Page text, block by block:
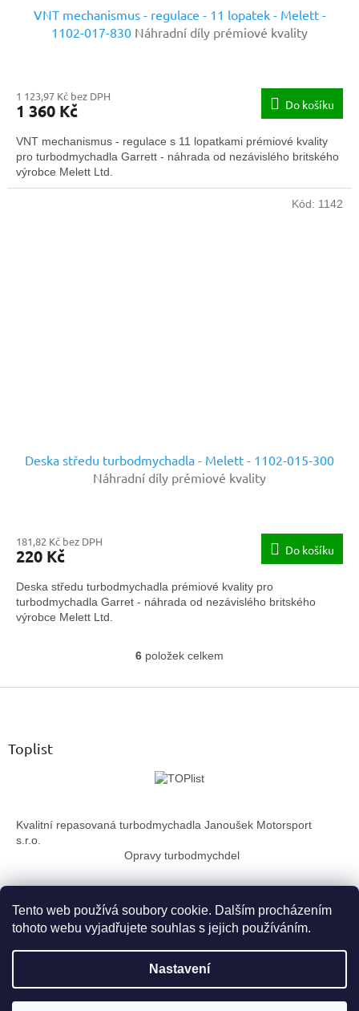
Tento web používá soubory cookie. Dalším procházením
tohoto webu vyjadřujete souhlas s jejich používáním.
Nastavení
VNT mechanismus - regulace - 11 lopatek - Melett -
1102-017-830 Náhradní díly prémiové kvality
1 123,97 Kč bez DPH
1 360 Kč Do košíku
VNT mechanismus - regulace s 11 lopatkami prémiové kvality
pro turbodmychadla Garrett - náhrada od nezávislého britského
výrobce Melett Ltd.
Deska středu turbodmychadla - Melett - 1102-015-300
Náhradní díly prémiové kvality
181,82 Kč bez DPH
220 Kč Do košíku
Deska středu turbodmychadla prémiové kvality pro
turbodmychadla Garret - náhrada od nezávislého britského
výrobce Melett Ltd.
Kód: 1142
O
l
p
k
v
ý
p
i
s
u
6 položek celkem
Z
Toplist
Kvalitní repasovaná turbodmychadla Janoušek Motorsport
s.r.o.
Opravy turbodmychdel
Copyright 2026TurboTechnika.cz. Všechna práva vyhrazena.